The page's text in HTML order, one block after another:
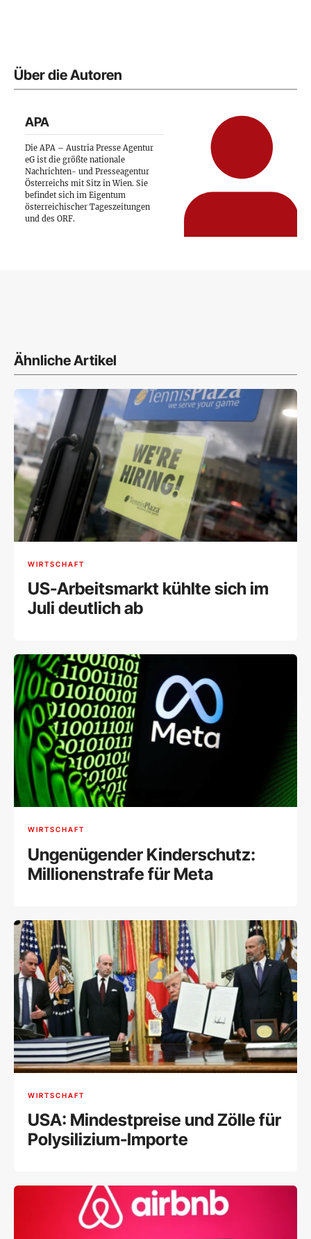
Über die Autoren
APA
Die APA – Austria Presse Agentur
eG ist die größte nationale
Nachrichten- und Presseagentur
Österreichs mit Sitz in Wien. Sie
befindet sich im Eigentum
österreichischer Tageszeitungen
und des ORF.
Ähnliche Artikel
WIRTSCHAFT
US-Arbeitsmarkt kühlte sich im
Juli deutlich ab
WIRTSCHAFT
Ungenügender Kinderschutz:
Millionenstrafe für Meta
WIRTSCHAFT
USA: Mindestpreise und Zölle für
Polysilizium-Importe